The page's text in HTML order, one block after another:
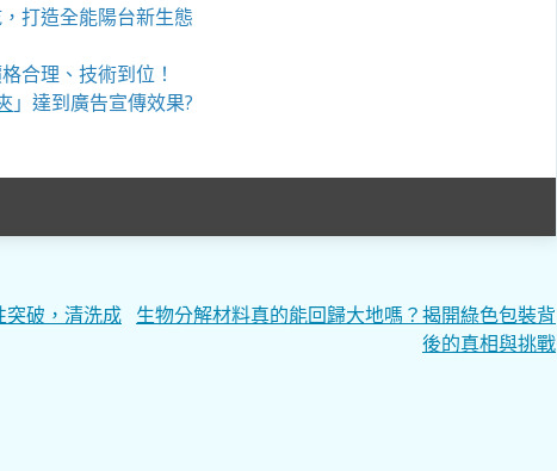
打造全能陽台新生態
合理、技術到位！
」達到廣告宣傳效果?
突破，清洗成 生物分解材料真的能回歸大地嗎？揭開綠色包裝背
後的真相與挑戰